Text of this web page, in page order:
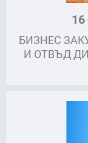
16
БИЗНЕС
И ОТВЪД